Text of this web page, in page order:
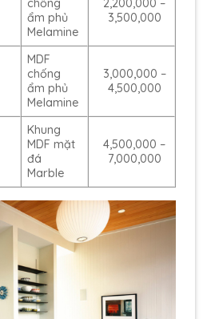
chống
ẩm phủ
Melamine
2,200,000 –
3,500,000
MDF
chống
ẩm phủ
Melamine
3,000,000 –
4,500,000
Khung
MDF mặt
đá
Marble
4,500,000 –
7,000,000